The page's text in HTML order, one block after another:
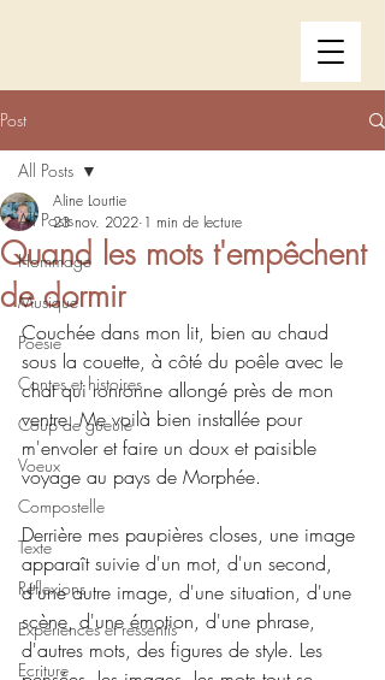
Post
All Posts
Hommage
Musique
Poésie
Contes et histoires
Coup de gueule
Voeux
Compostelle
Texte
Réflexions
Expériences et ressentis
Ecriture
All Posts
Quand les mots t'empêchent
de dormir
Aline Lourtie
23 nov. 2022 1 min de lecture
Couchée dans mon lit, bien au chaud
sous la couette, à côté du poêle avec le
chat qui ronronne allongé près de mon
ventre. Me voilà bien installée pour
m'envoler et faire un doux et paisible
voyage au pays de Morphée.
Derrière mes paupières closes, une image
apparaît suivie d'un mot, d'un second,
d'une autre image, d'une situation, d'une
scène, d'une émotion, d'une phrase,
d'autres mots, des figures de style. Les